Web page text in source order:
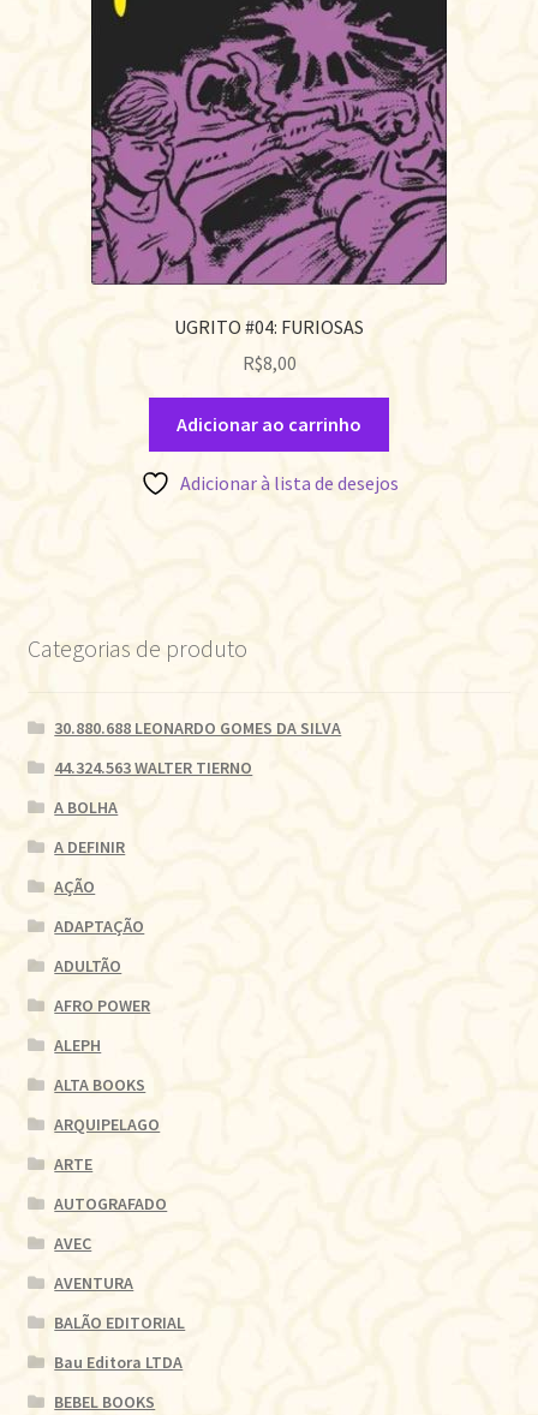
UGRITO #04: FURIOSAS
R$8,00
Adicionar ao carrinho
Adicionar à lista de desejos
Categorias de produto
30.880.688 LEONARDO GOMES DA SILVA
44.324.563 WALTER TIERNO
A BOLHA
A DEFINIR
AÇÃO
ADAPTAÇÃO
ADULTÃO
AFRO POWER
ALEPH
ALTA BOOKS
ARQUIPELAGO
ARTE
AUTOGRAFADO
AVEC
AVENTURA
BALÃO EDITORIAL
Bau Editora LTDA
BEBEL BOOKS